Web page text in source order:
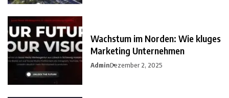
Wachstum im Norden: Wie kluges
Marketing Unternehmen
AdminDezember 2, 2025